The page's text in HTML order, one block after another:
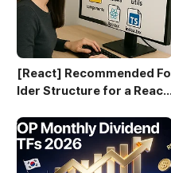
[React] Recommended Fo
lder Structure for a React